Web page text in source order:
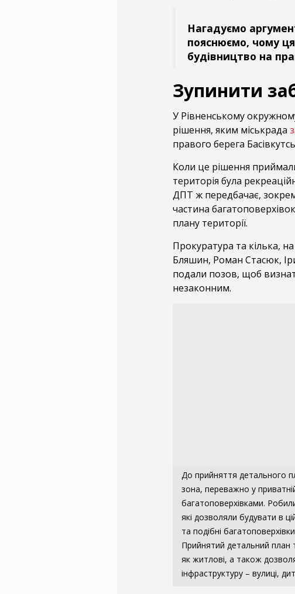
Нагадуємо
пояснюємо, чому
будівництво на
Зупинити
У Рівненському
рішення, яким міськрада
правого берега
Коли це рішення
територія була
ДПТ ж передбачає,
частина
плану території.
Прокуратура та кілька,
Бляшин, Роман Стасюк,
подали позов, щоб
незаконним.
До прийняття детального
зона, переважно у
багатоповерхівками.
які дозволяли будувати в
та подібні
Прийнятий детальний план
як житлові, а також
інфраструктуру – вулиці,